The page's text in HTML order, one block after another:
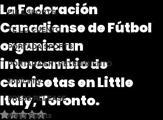
FULLSPORTS
TE LO CUENTO
PORTADA SPORTS
PORTADA ENTRETENIMIENTO
Topicality
PRESS RELEASE
Press Sports
La Federación
Canadiense de Fútbol
organiza un
intercambio de
camisetas en Little
Italy, Toronto.
Obtuvo NaN de 5 estrellas.